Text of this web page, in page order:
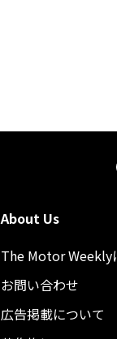
About Us
The Motor Weekly
お問い合わせ
広告掲載について